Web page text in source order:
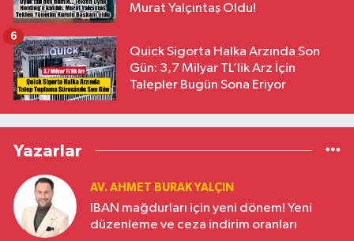
Murat Yalçıntaş Oldu!
Quick Sigorta Halka Arzında Son
Gün: 3,7 Milyar TL’lik Arz İçin
Talepler Bugün Sona Eriyor
6
Yazarlar
AV. AHMET BURAK YALÇIN
IBAN mağdurları için yeni dönem! Yeni
düzenleme ve ceza indirim oranları